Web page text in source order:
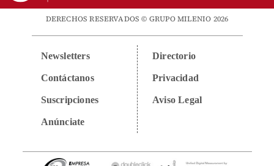
DERECHOS RESERVADOS © GRUPO MILENIO 2026
Newsletters
Contáctanos
Suscripciones
Anúnciate
Directorio
Privacidad
Aviso Legal